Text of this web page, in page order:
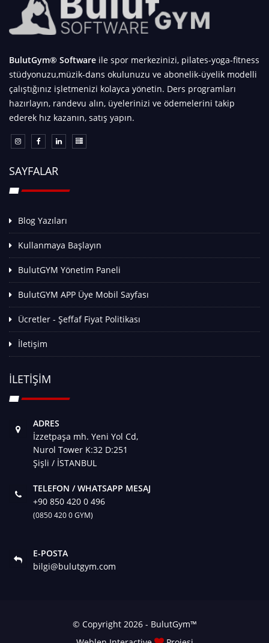
BulutGym® Software ile spor merkezinizi, pilates-yoga-fitness
stüdyonuzu,müzik-dans okulunuzu ve abonelik-üyelik modelli
çalıştığınız işletmenizi kolayca yönetin. Ders programları
hazırlayın, randevu alın, üyelerinizi ve ödemelerini takip
ederek hız kazanın, satış yapın.
SAYFALAR
Blog Yazıları
Kullanmaya Başlayın
BulutGYM Yönetim Paneli
BulutGYM APP Üye Mobil Sayfası
Ücretler - Şeffaf Fiyat Politikası
İletişim
İLETIŞIM
ADRES
İzzetpaşa mh. Yeni Yol Cd,
Nurol Tower K:32 D:251
Şişli / İSTANBUL
TELEFON / WHATSAPP MESAJ
+90 850 420 0 496
(0850 420 0 GYM)
E-POSTA
bilgi@bulutgym.com
© Copyright 2026 - BulutGym™